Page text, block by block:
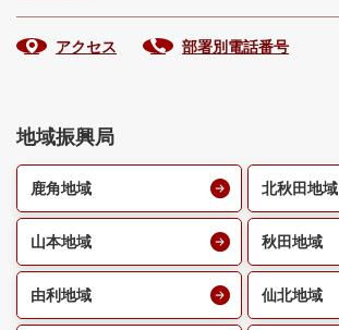
アクセス 部署別電話番号
地域振興局
鹿角地域 北秋田地域
山本地域 秋田地域
由利地域 仙北地域